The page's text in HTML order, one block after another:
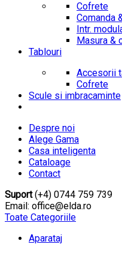
Cofrete
Comanda
Intr.
Masura &
Tablouri
Accesorii
Cofrete
Scule si imbracaminte
Despre noi
Alege Gama
Casa inteligenta
Cataloage
Contact
Suport(+4) 0744 759 739
Email: office@elda.ro
Toate Categoriile
Aparataj